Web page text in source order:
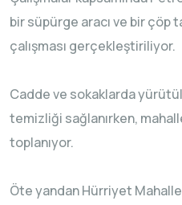
bir süpürge aracı ve bir çöp
çalışması gerçekleştiriliyor.
Cadde ve sokaklarda
temizliği sağlanırken,
toplanıyor.
Öte yandan Hürriyet